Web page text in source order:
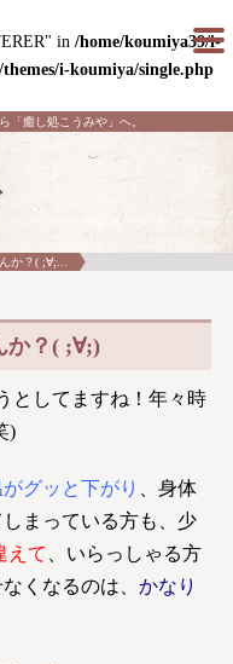
in /home/koumiya39/i-
i-koumiya/single.php
「癒し処こうみや」へ。
か？( ;∀;...
か？( ;∀;)
としてますね！年々時
)
グッと下がり
、身体
まっている方も、少
えて
、いらっしゃる方
くなるのは、 かなり